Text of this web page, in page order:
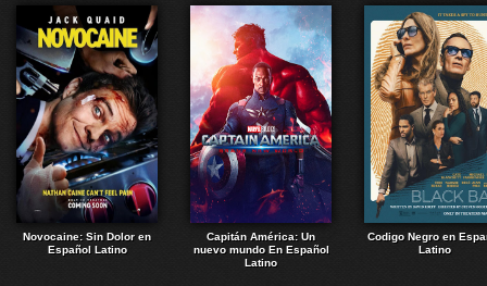
Novocaine: Sin Dolor en
Español Latino
Capitán América: Un
nuevo mundo En Español
Latino
Codigo Negro en
Latino